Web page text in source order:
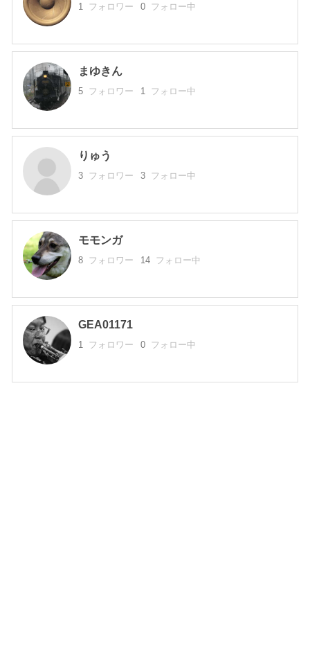
1 フォロワー 0 フォロー中
まゆきん
5 フォロワー 1 フォロー中
りゅう
3 フォロワー 3 フォロー中
モモンガ
8 フォロワー 14 フォロー中
GEA01171
1 フォロワー 0 フォロー中